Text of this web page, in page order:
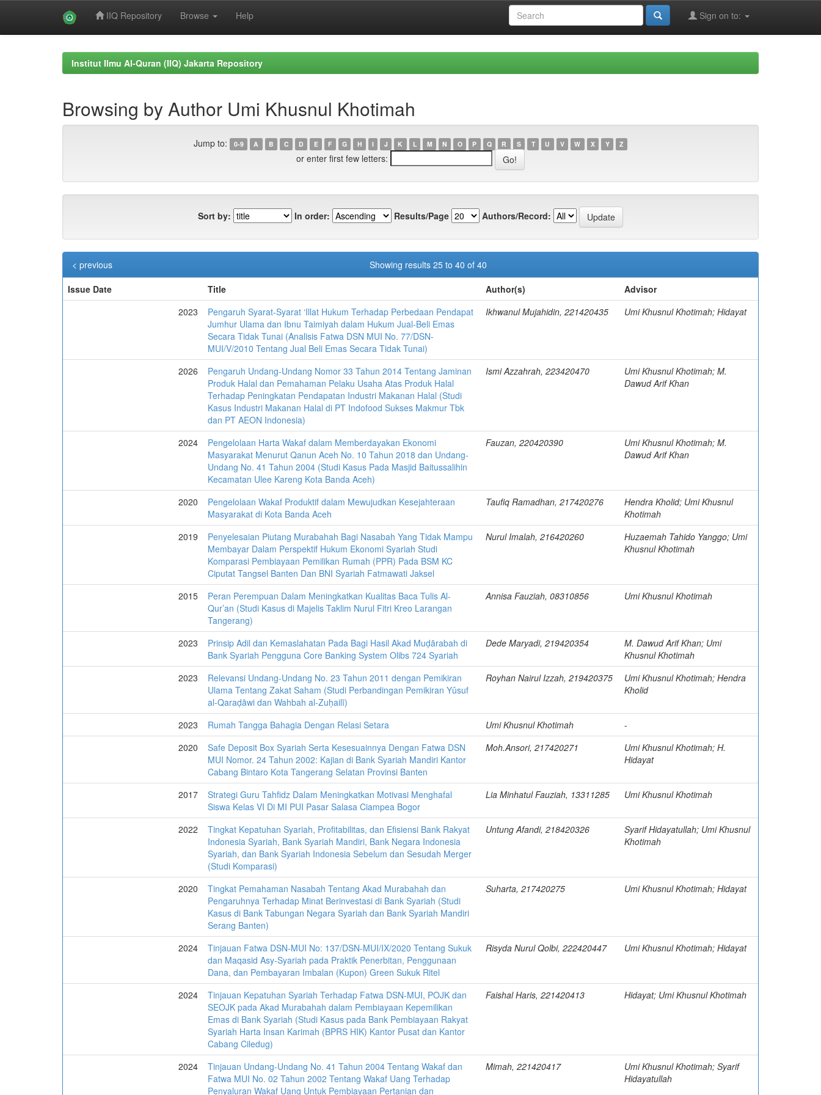
IIQ Repository Browse Help Sign on to:
Institut Ilmu Al-Quran (IIQ) Jakarta Repository
Browsing by Author Umi Khusnul Khotimah
Jump to: 0-9 A B C D E F G H I J K L M N O P Q R S T U V W X Y Z
or enter first few letters:
Sort by: In order: Results/Page Authors/Record:
Showing results 25 to 40 of 40
< previous
Issue Date
Title Author(s)
Advisor
2023
Pengaruh Syarat-Syarat ‘Illat Hukum Terhadap Perbedaan Pendapat
Jumhur Ulama dan Ibnu Taimiyah dalam Hukum Jual-Beli Emas
Secara Tidak Tunai (Analisis Fatwa DSN MUI No. 77/DSN-
MUI/V/2010 Tentang Jual Beli Emas Secara Tidak Tunai)
Ikhwanul Mujahidin, 221420435 Umi Khusnul Khotimah; Hidayat
2026
Pengaruh Undang-Undang Nomor 33 Tahun 2014 Tentang Jaminan
Produk Halal dan Pemahaman Pelaku Usaha Atas Produk Halal
Terhadap Peningkatan Pendapatan Industri Makanan Halal (Studi
Kasus Industri Makanan Halal di PT Indofood Sukses Makmur Tbk
dan PT AEON Indonesia)
Ismi Azzahrah, 223420470
Umi Khusnul Khotimah; M.
Dawud Arif Khan
2024
Pengelolaan Harta Wakaf dalam Memberdayakan Ekonomi
Masyarakat Menurut Qanun Aceh No. 10 Tahun 2018 dan Undang-
Undang No. 41 Tahun 2004 (Studi Kasus Pada Masjid Baitussalihin
Kecamatan Ulee Kareng Kota Banda Aceh)
Fauzan, 220420390
Umi Khusnul Khotimah; M.
Dawud Arif Khan
2020
Pengelolaan Wakaf Produktif dalam Mewujudkan Kesejahteraan
Masyarakat di Kota Banda Aceh
Taufiq Ramadhan, 217420276
Hendra Kholid; Umi Khusnul
Khotimah
2019
Penyelesaian Piutang Murabahah Bagi Nasabah Yang Tidak Mampu
Membayar Dalam Perspektif Hukum Ekonomi Syariah Studi
Komparasi Pembiayaan Pemilikan Rumah (PPR) Pada BSM KC
Ciputat Tangsel Banten Dan BNI Syariah Fatmawati Jaksel
Nurul Imalah, 216420260
Huzaemah Tahido Yanggo; Umi
Khusnul Khotimah
2015
Peran Perempuan Dalam Meningkatkan Kualitas Baca Tulis Al-
Qur’an (Studi Kasus di Majelis Taklim Nurul Fitri Kreo Larangan
Tangerang)
Annisa Fauziah, 08310856 Umi Khusnul Khotimah
2023
Prinsip Adil dan Kemaslahatan Pada Bagi Hasil Akad Muḍārabah di
Bank Syariah Pengguna Core Banking System Olibs 724 Syariah
Dede Maryadi, 219420354
M. Dawud Arif Khan; Umi
Khusnul Khotimah
2023
Relevansi Undang-Undang No. 23 Tahun 2011 dengan Pemikiran
Ulama Tentang Zakat Saham (Studi Perbandingan Pemikiran Yûsuf
al-Qaraḍāwi dan Wahbah al-Zuḥailī)
Royhan Nairul Izzah, 219420375
Umi Khusnul Khotimah; Hendra
Kholid
2023 Rumah Tangga Bahagia Dengan Relasi Setara Umi Khusnul Khotimah
-
2020
Safe Deposit Box Syariah Serta Kesesuainnya Dengan Fatwa DSN
MUI Nomor. 24 Tahun 2002: Kajian di Bank Syariah Mandiri Kantor
Cabang Bintaro Kota Tangerang Selatan Provinsi Banten
Moh.Ansori, 217420271
Umi Khusnul Khotimah; H.
Hidayat
2017
Strategi Guru Tahfidz Dalam Meningkatkan Motivasi Menghafal
Siswa Kelas VI Di MI PUI Pasar Salasa Ciampea Bogor
Lia Minhatul Fauziah, 13311285 Umi Khusnul Khotimah
2022
Tingkat Kepatuhan Syariah, Profitabilitas, dan Efisiensi Bank Rakyat
Indonesia Syariah, Bank Syariah Mandiri, Bank Negara Indonesia
Syariah, dan Bank Syariah Indonesia Sebelum dan Sesudah Merger
(Studi Komparasi)
Untung Afandi, 218420326
Syarif Hidayatullah; Umi Khusnul
Khotimah
2020
Tingkat Pemahaman Nasabah Tentang Akad Murabahah dan
Pengaruhnya Terhadap Minat Berinvestasi di Bank Syariah (Studi
Kasus di Bank Tabungan Negara Syariah dan Bank Syariah Mandiri
Serang Banten)
Suharta, 217420275 Umi Khusnul Khotimah; Hidayat
2024
Tinjauan Fatwa DSN-MUI No: 137/DSN-MUI/IX/2020 Tentang Sukuk
dan Maqasid Asy-Syariah pada Praktik Penerbitan, Penggunaan
Dana, dan Pembayaran Imbalan (Kupon) Green Sukuk Ritel
Risyda Nurul Qolbi, 222420447 Umi Khusnul Khotimah; Hidayat
2024
Tinjauan Kepatuhan Syariah Terhadap Fatwa DSN-MUI, POJK dan
SEOJK pada Akad Murabahah dalam Pembiayaan Kepemilikan
Emas di Bank Syariah (Studi Kasus pada Bank Pembiayaan Rakyat
Syariah Harta Insan Karimah (BPRS HIK) Kantor Pusat dan Kantor
Cabang Ciledug)
Faishal Haris, 221420413 Hidayat; Umi Khusnul Khotimah
2024
Tinjauan Undang-Undang No. 41 Tahun 2004 Tentang Wakaf dan
Fatwa MUI No. 02 Tahun 2002 Tentang Wakaf Uang Terhadap
Penyaluran Wakaf Uang Untuk Pembiayaan Pertanian dan
Mimah, 221420417
Umi Khusnul Khotimah; Syarif
Hidayatullah